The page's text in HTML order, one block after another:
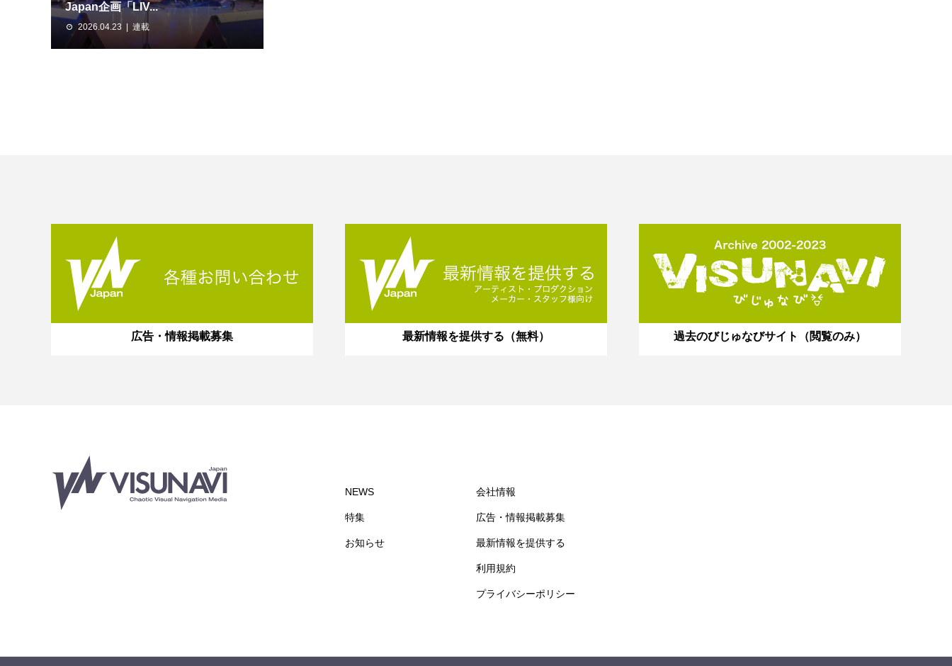
Japan企画「LIV...
2026.04.23 連載
広告・情報掲載募集 最新情報を提供する（無料） 過去のびじゅなびサイト（閲覧のみ）
NEWS
特集
お知らせ
会社情報
広告・情報掲載募集
最新情報を提供する
利用規約
プライバシーポリシー